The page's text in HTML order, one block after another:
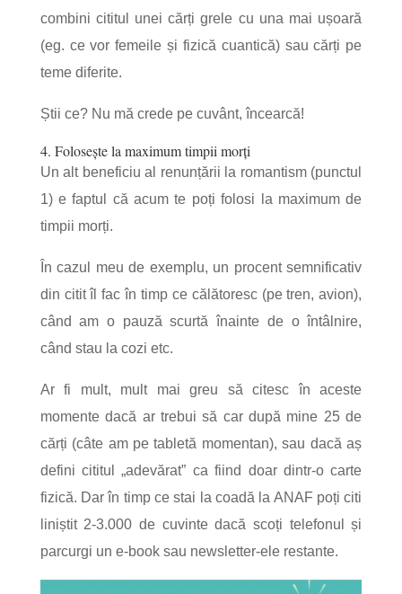
combini cititul unei cărți grele cu una mai ușoară
(eg. ce vor femeile și fizică cuantică) sau cărți pe
teme diferite.
Știi ce? Nu mă crede pe cuvânt, încearcă!
4. Folosește la maximum timpii morți
Un alt beneficiu al renunțării la romantism (punctul
1) e faptul că acum te poți folosi la maximum de
timpii morți.
În cazul meu de exemplu, un procent semnificativ
din citit îl fac în timp ce călătoresc (pe tren, avion),
când am o pauză scurtă înainte de o întâlnire,
când stau la cozi etc.
Ar fi mult, mult mai greu să citesc în aceste
momente dacă ar trebui să car după mine 25 de
cărți (câte am pe tabletă momentan), sau dacă aș
defini cititul „adevărat” ca fiind doar dintr-o carte
fizică. Dar în timp ce stai la coadă la ANAF poți citi
liniștit 2-3.000 de cuvinte dacă scoți telefonul și
parcurgi un e-book sau newsletter-ele restante.